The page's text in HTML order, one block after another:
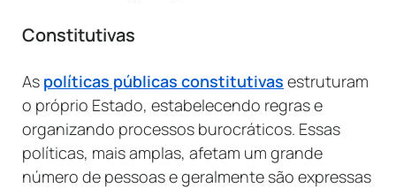
Constitutivas
As políticas públicas constitutivas estruturam
o próprio Estado, estabelecendo regras e
organizando processos burocráticos. Essas
políticas, mais amplas, afetam um grande
número de pessoas e geralmente são expressas